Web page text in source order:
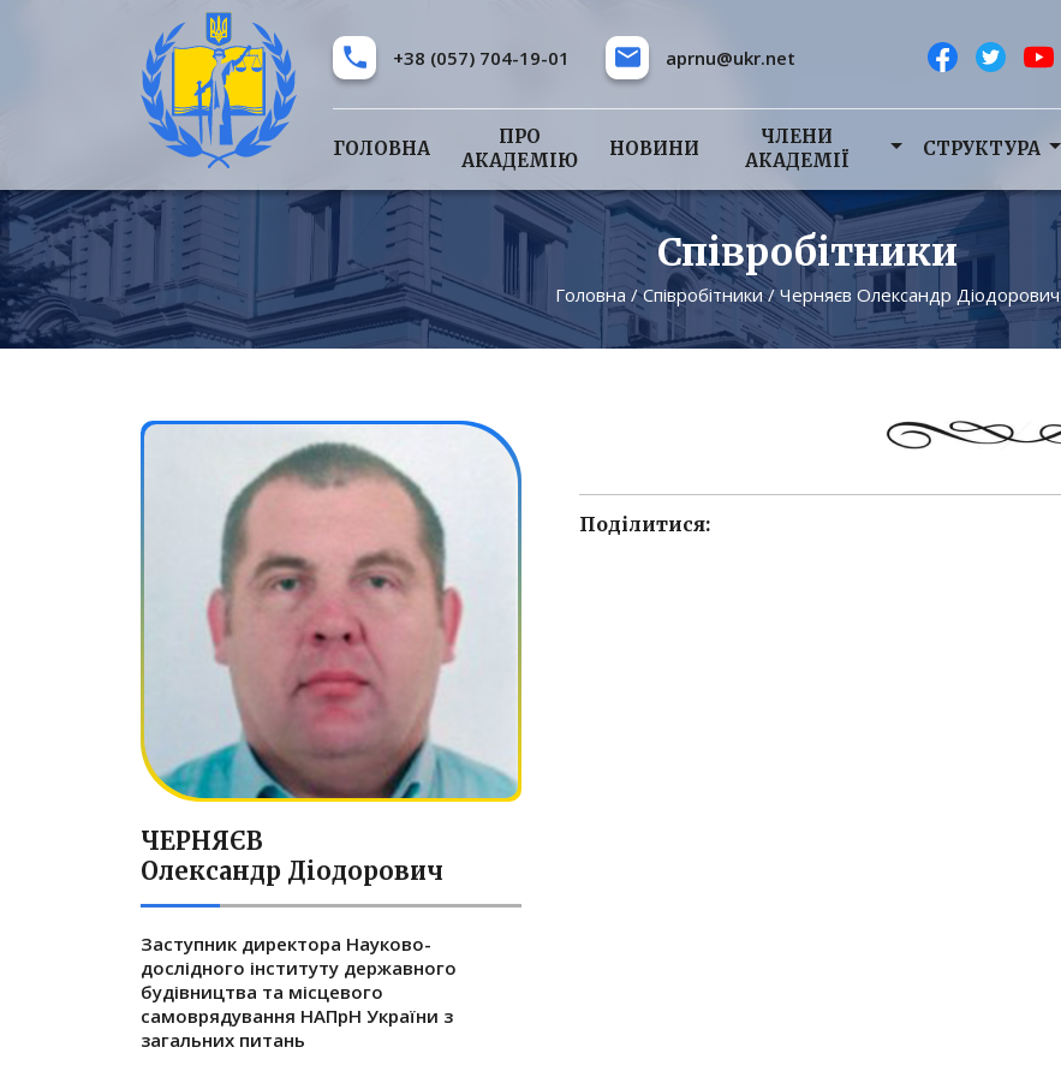
+38 (057) 704-19-01 aprnu@ukr.net
ГОЛОВНА
ПРО
АКАДЕМІЮ
НОВИНИ
ЧЛЕНИ
АКАДЕМІЇ
СТРУКТУРА
Співробітники
Головна /Співробітники/ Черняєв Олександр Діодорович
ЧЕРНЯЄВ
Олександр Діодорович
Заступник директора Науково-
дослідного інституту державного
будівництва та місцевого
самоврядування НАПрН України з
загальних питань
Поділитися: